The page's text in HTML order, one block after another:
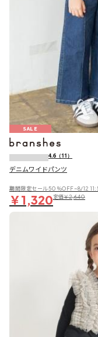
SALE
4.6 （11）
デニムワイドパンツ
期間限定セール50％OFF~8/12
￥1,320定価￥2,640